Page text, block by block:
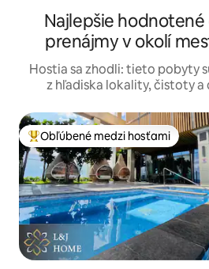
Najlepšie
prenájmy v okolí
Hostia sa zhodli: tieto pobyty
z hľadiska lokality, čistoty a
Najobľúbenejšie medzi hosťami
Obľúbené medzi hosťami